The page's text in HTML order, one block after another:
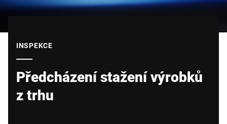
Globální web
INSPEKCE
Předcházení stažení výrobků
z trhu